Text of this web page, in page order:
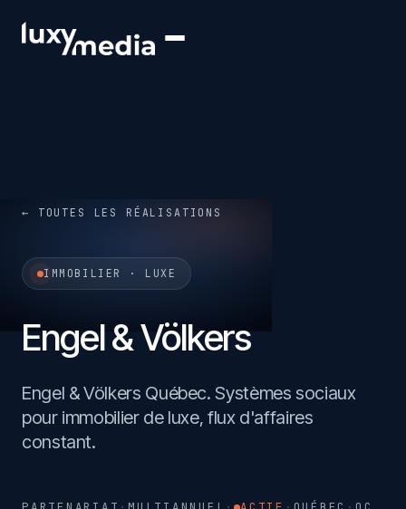
← TOUTES LES RÉALISATIONS
IMMOBILIER · LUXE
Engel & Völkers
Engel & Völkers Québec. Systèmes sociaux
pour immobilier de luxe, flux d'affaires
constant.